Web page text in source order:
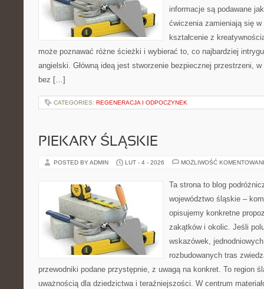
informacje są podawane
ćwiczenia zamieniają się w
kształcenie z
może poznawać różne ścieżki i wybierać to, co najbardziej
angielski. Główną ideą jest stworzenie bezpiecznej przestrzeni,
bez […]
CATEGORIES: REGENERACJA I ODPOCZYNEK
PIEKARY ŚLĄSKIE
POSTED BY ADMIN LUT - 4 - 2026 MOŻLIWOŚĆ
Ta strona to blog
województwo śląskie –
opisujemy konkretne
zakątków i okolic. Jeśli
wskazówek,
rozbudowanych tras
przewodniki podane przystępnie, z uwagą na konkret. To region
uważnością dla dziedzictwa i teraźniejszości. W centrum